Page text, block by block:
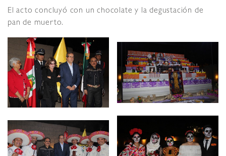
El acto concluyó con un chocolate y la degustación de
pan de muerto.